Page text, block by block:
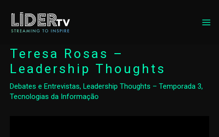
Teresa Rosas –
Leadership Thoughts
Debates e Entrevistas, Leadership Thoughts – Temporada 3,
Tecnologias da Informação